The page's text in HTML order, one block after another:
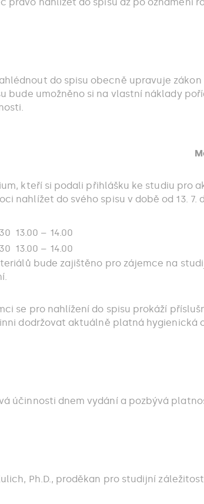
do spisu obecně upravuje
bude umožněno si na vlastní náklady
kteří si podali přihlášku ke studiu
nahlížet do svého spisu v době od 13.
13.00 – 14.00
13.00 – 14.00
bude zajištěno pro zájemce na
se pro nahlížení do spisu prokáží
dodržovat aktuálně platná hygienická
účinnosti dnem vydání a pozbývá
Ph.D., proděkan pro studijní